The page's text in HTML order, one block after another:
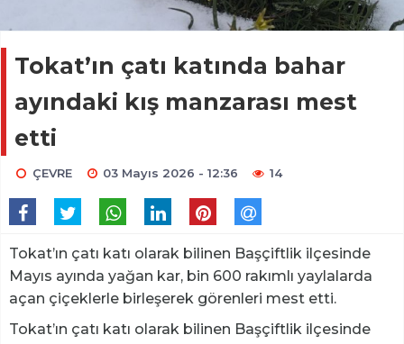
Tokat’ın çatı katında bahar
ayındaki kış manzarası mest
etti
ÇEVRE 03 Mayıs 2026 - 12:36 14
Tokat’ın çatı katı olarak bilinen Başçiftlik ilçesinde
Mayıs ayında yağan kar, bin 600 rakımlı yaylalarda
açan çiçeklerle birleşerek görenleri mest etti.
Tokat’ın çatı katı olarak bilinen Başçiftlik ilçesinde